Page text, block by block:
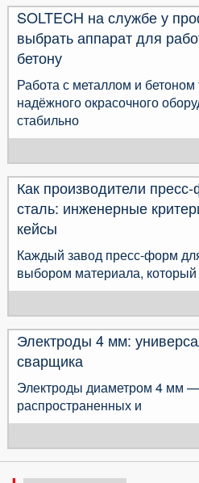
SOLTECH на службе у
выбрать аппарат для
бетону
Работа с металлом и бетоном
надёжного окрасочного
стабильно
Как производители
сталь: инженерные
кейсы
Каждый завод пресс-форм
выбором материала, который
Электроды 4 мм:
сварщика
Электроды диаметром 4 мм
распространенных и